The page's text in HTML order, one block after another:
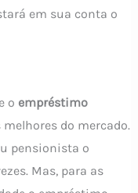
em sua conta o
o empréstimo
do mercado.
pensionista o
Mas, para as